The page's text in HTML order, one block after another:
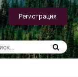
Регистрация